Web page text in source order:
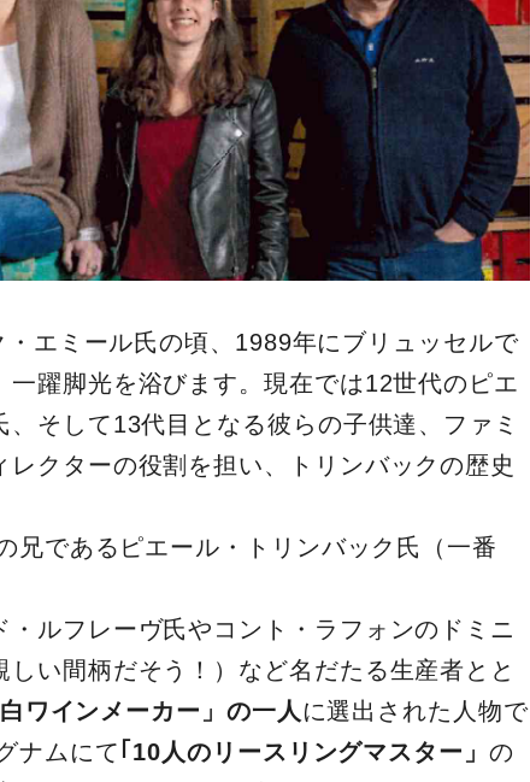
エミール氏の頃、1989年にブリュッセルで
躍脚光を浴びます。現在では12世代のピエ
そして13代目となる彼らの子供達、ファミ
クターの役割を担い、トリンバックの歴史
兄であるピエール・トリンバック氏（一番
ルフレーヴ氏やコント・ラフォンのドミニ
い間柄だそう！）など名だたる生産者とと
ワインメーカー」の一人 に選出された人物で
ナムにて ｢10人のリースリングマスター」 の